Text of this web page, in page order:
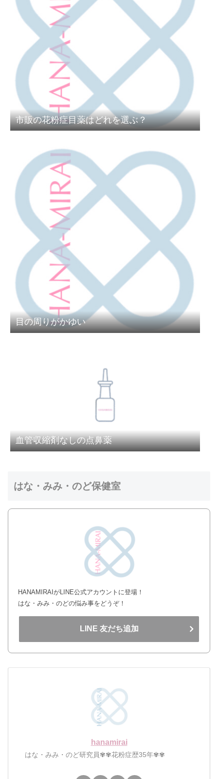
市販の花粉症目薬はどれを選ぶ？
目の周りがかゆい
血管収縮剤なしの点鼻薬
はな・みみ・のど保健室
HANAMIRAIがLINE公式アカウントに登場！
はな・みみ・のどの悩み事をどうぞ！
LINE 友だち追加
hanamirai
はな・みみ・のど研究員✾✾花粉症歴35年✾✾